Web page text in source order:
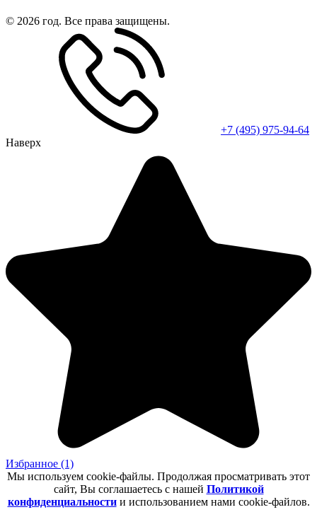
© 2026 год. Все права защищены.
+7 (495) 975-94-64
Наверх
Избранное (1)
Мы используем cookie-файлы. Продолжая просматривать этот
сайт, Вы соглашаетесь с нашей Политикой
конфиденциальностии использованием нами cookie-файлов.